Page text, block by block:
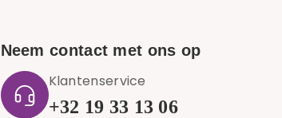
Neem contact met ons op
Klantenservice
+32 19 33 13 06